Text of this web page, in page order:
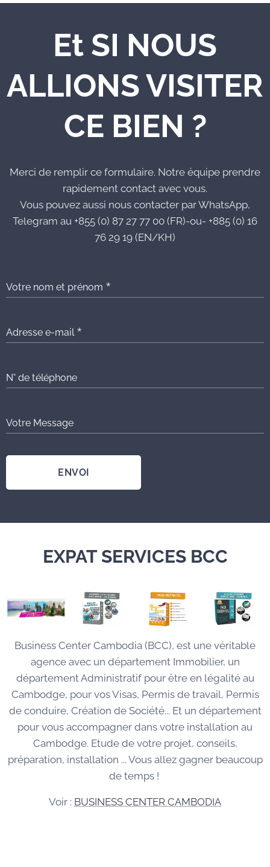
Et SI NOUS
ALLIONS VISITER
CE BIEN ?
Merci de remplir ce formulaire. Notre équipe prendre
rapidement contact avec vous.
Vous pouvez aussi nous contacter par WhatsApp,
Telegram au +855 (0) 87 27 77 00 (FR)-ou- +885 (0) 16
76 29 19 (EN/KH)
Votre nom et prénom
Adresse e-mail
N° de téléphone
Votre Message
ENVOI
EXPAT SERVICES BCC
Business Center Cambodia (BCC), est une véritable
agence avec un département Immobilier, un
département Administratif pour être en légalité au
Cambodge, pour vos Visas, Permis de travail, Permis
de conduire, Création de Société... Et un département
pour vous accompagner dans votre installation au
Cambodge. Etude de votre projet, conseils,
préparation, installation ... Vous allez gagner beaucoup
de temps !
Voir : BUSINESS CENTER CAMBODIA